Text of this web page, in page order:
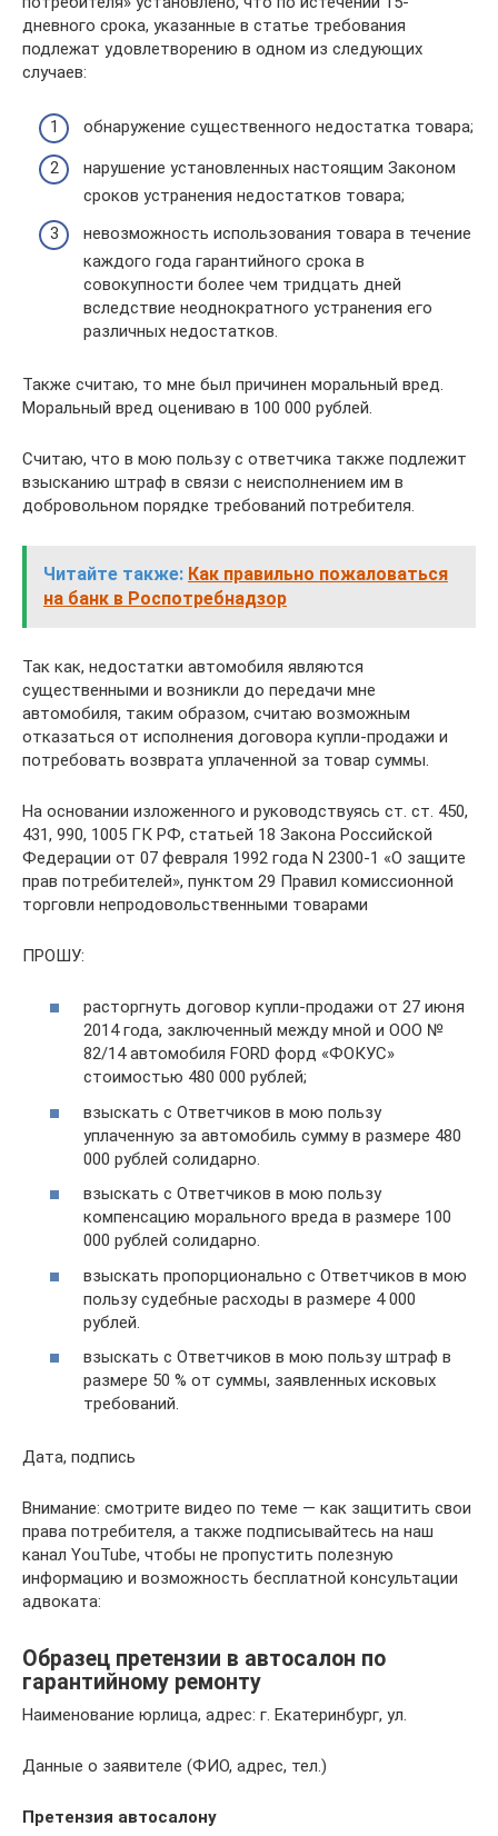
дневного срока, указанные в статье требования
подлежат удовлетворению в одном из следующих
случаев:
обнаружение существенного недостатка товара;
нарушение установленных настоящим Законом
сроков устранения недостатков товара;
невозможность использования товара в течение
каждого года гарантийного срока в
совокупности более чем тридцать дней
вследствие неоднократного устранения его
различных недостатков.
Также считаю, то мне был причинен моральный вред.
Моральный вред оцениваю в 100 000 рублей.
Считаю, что в мою пользу с ответчика также подлежит
взысканию штраф в связи с неисполнением им в
добровольном порядке требований потребителя.
Читайте также: Как правильно пожаловаться
на банк в Роспотребнадзор
Так как, недостатки автомобиля являются
существенными и возникли до передачи мне
автомобиля, таким образом, считаю возможным
отказаться от исполнения договора купли-продажи и
потребовать возврата уплаченной за товар суммы.
На основании изложенного и руководствуясь ст. ст. 450,
431, 990, 1005 ГК РФ, статьей 18 Закона Российской
Федерации от 07 февраля 1992 года N 2300-1 «О защите
прав потребителей», пунктом 29 Правил комиссионной
торговли непродовольственными товарами
ПРОШУ:
расторгнуть договор купли-продажи от 27 июня
2014 года, заключенный между мной и ООО №
82/14 автомобиля FORD форд «ФОКУС»
стоимостью 480 000 рублей;
взыскать с Ответчиков в мою пользу
уплаченную за автомобиль сумму в размере 480
000 рублей солидарно.
взыскать с Ответчиков в мою пользу
компенсацию морального вреда в размере 100
000 рублей солидарно.
взыскать пропорционально с Ответчиков в мою
пользу судебные расходы в размере 4 000
рублей.
взыскать с Ответчиков в мою пользу штраф в
размере 50 % от суммы, заявленных исковых
требований.
Дата, подпись
Внимание: смотрите видео по теме — как защитить свои
права потребителя, а также подписывайтесь на наш
канал YouTube, чтобы не пропустить полезную
информацию и возможность бесплатной консультации
адвоката:
Образец претензии в автосалон по
гарантийному ремонту
Наименование юрлица, адрес: г. Екатеринбург, ул.
Данные о заявителе (ФИО, адрес, тел.)
Претензия автосалону